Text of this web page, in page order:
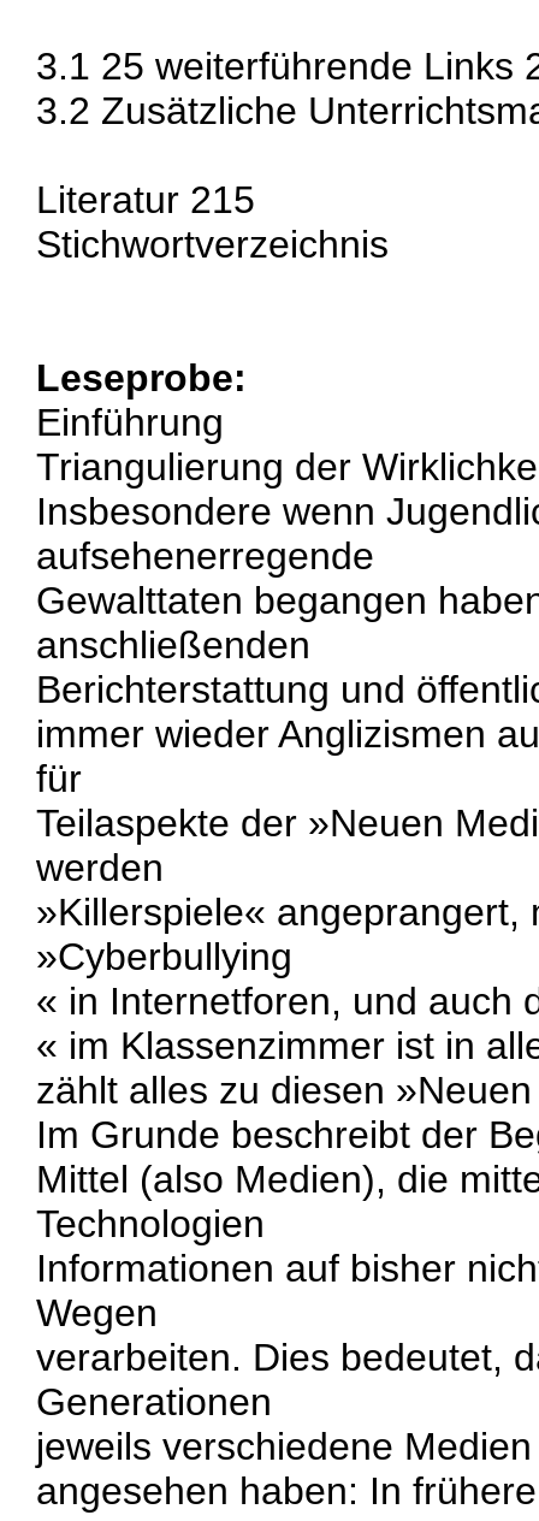
3.1 25 weiterführende Links
3.2 Zusätzliche
Literatur 215
Stichwortverzeichnis
Leseprobe:
Einführung
Triangulierung der
Insbesondere wenn
aufsehenerregende
Gewalttaten begangen
anschließenden
Berichterstattung und
immer wieder Anglizismen
für
Teilaspekte der »Neuen
werden
»Killerspiele« angeprangert,
»Cyberbullying
« in Internetforen, und auch
« im Klassenzimmer ist in
zählt alles zu diesen
Im Grunde beschreibt der
Mittel (also Medien), die
Technologien
Informationen auf bisher
Wegen
verarbeiten. Dies bedeutet,
Generationen
jeweils verschiedene
angesehen haben: In